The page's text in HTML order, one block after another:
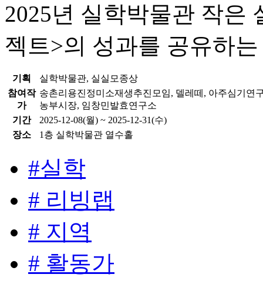
2025년 실학박물관 작은
젝트>의 성과를 공유하
기획
실학박물관, 실실모종상
참여작
가
송촌리용진정미소재생추진모임, 델레떼, 아주심기연
농부시장, 임창민발효연구소
기간
2025-12-08(월) ~ 2025-12-31(수)
장소
1층 실학박물관 열수홀
#실학
# 리빙랩
# 지역
# 활동가